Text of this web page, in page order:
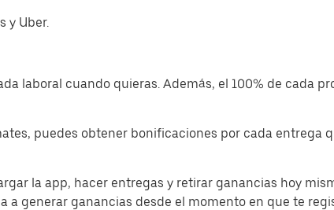
y Uber.
laboral cuando quieras. Además, el 100% de cada
puedes obtener bonificaciones por cada entrega
la app, hacer entregas y retirar ganancias hoy
a generar ganancias desde el momento en que te